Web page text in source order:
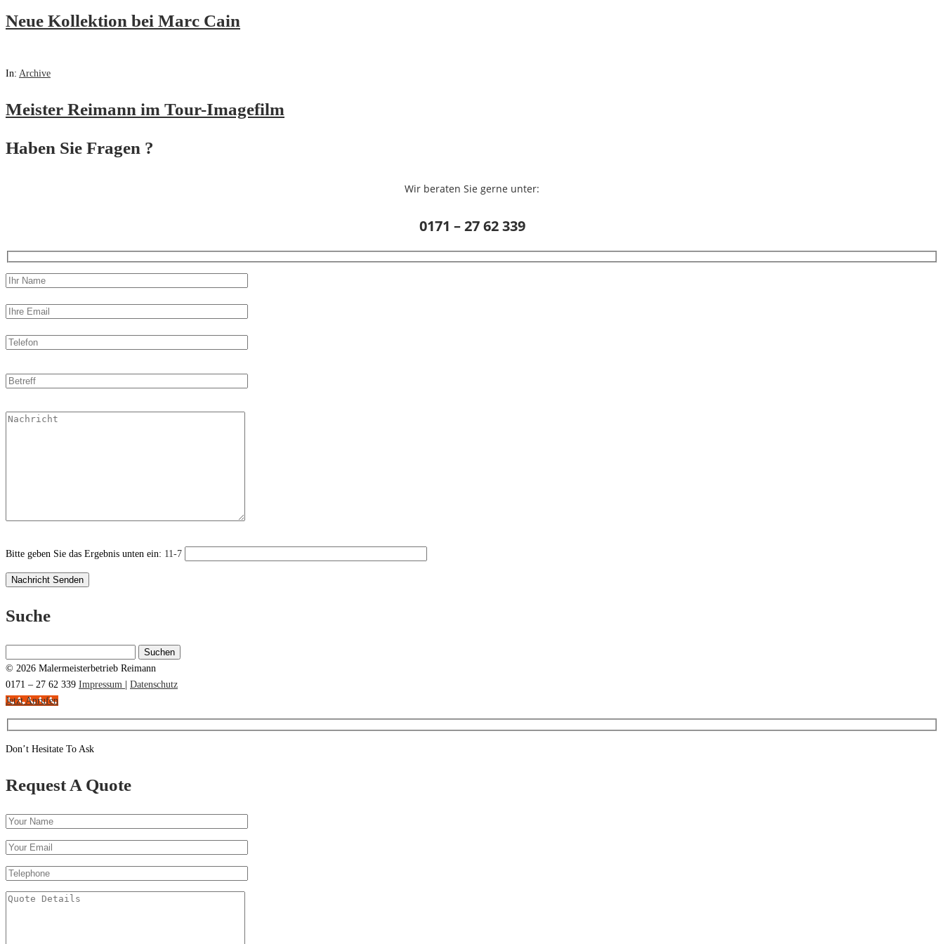
Neue Kollektion bei Marc Cain
In: Archive
Meister Reimann im Tour-Imagefilm
Haben Sie Fragen ?
Wir beraten Sie gerne unter:
0171 – 27 62 339
Bitte geben Sie das Ergebnis unten ein: 11-7
Suche
nach:
© 2026 Malermeisterbetrieb Reimann
0171 – 27 62 339 Impressum
Datenschutz
Jetzt Anrufen
Don’t Hesitate To Ask
Request A Quote